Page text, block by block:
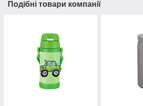
Подібні товари компанії